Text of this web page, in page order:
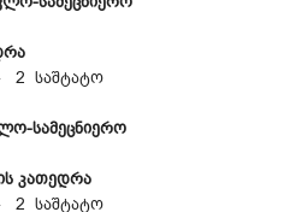
2 საშტატო
სამეცნიერო
კათედრა
2 საშტატო